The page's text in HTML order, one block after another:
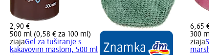
2,90 €
500 ml (0,58 € za 100 ml)
ziajaGel za tuširanje s
kakavovim maslom, 500 ml
6,65 €
300 ml
ziaja